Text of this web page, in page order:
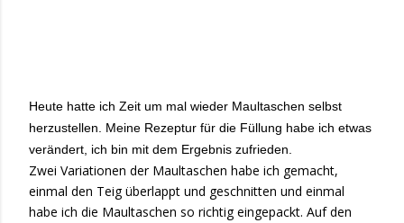
Heute hatte ich Zeit um mal wieder Maultaschen selbst
herzustellen. Meine Rezeptur für die Füllung habe ich etwas
verändert, ich bin mit dem Ergebnis zufrieden.
Zwei Variationen der Maultaschen habe ich gemacht,
einmal den Teig überlappt und geschnitten und einmal
habe ich die Maultaschen so richtig eingepackt. Auf den